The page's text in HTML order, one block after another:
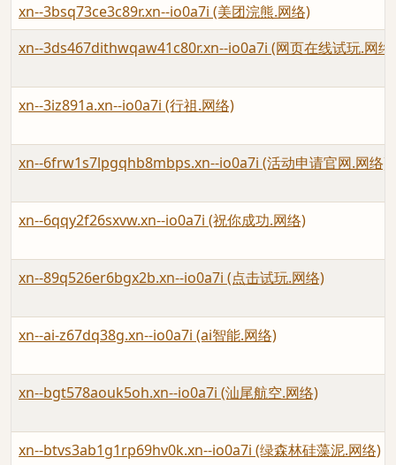
xn--3bsq73ce3c89r.xn--io0a7i (美团浣熊.网络)
xn--3ds467dithwqaw41c80r.xn--io0a7i (网页在线试玩.网络)
xn--3iz891a.xn--io0a7i (行祖.网络)
xn--6frw1s7lpgqhb8mbps.xn--io0a7i (活动申请官网.网络)
xn--6qqy2f26sxvw.xn--io0a7i (祝你成功.网络)
xn--89q526er6bgx2b.xn--io0a7i (点击试玩.网络)
xn--ai-z67dq38g.xn--io0a7i (ai智能.网络)
xn--bgt578aouk5oh.xn--io0a7i (汕尾航空.网络)
xn--btvs3ab1g1rp69hv0k.xn--io0a7i (绿森林硅藻泥.网络)